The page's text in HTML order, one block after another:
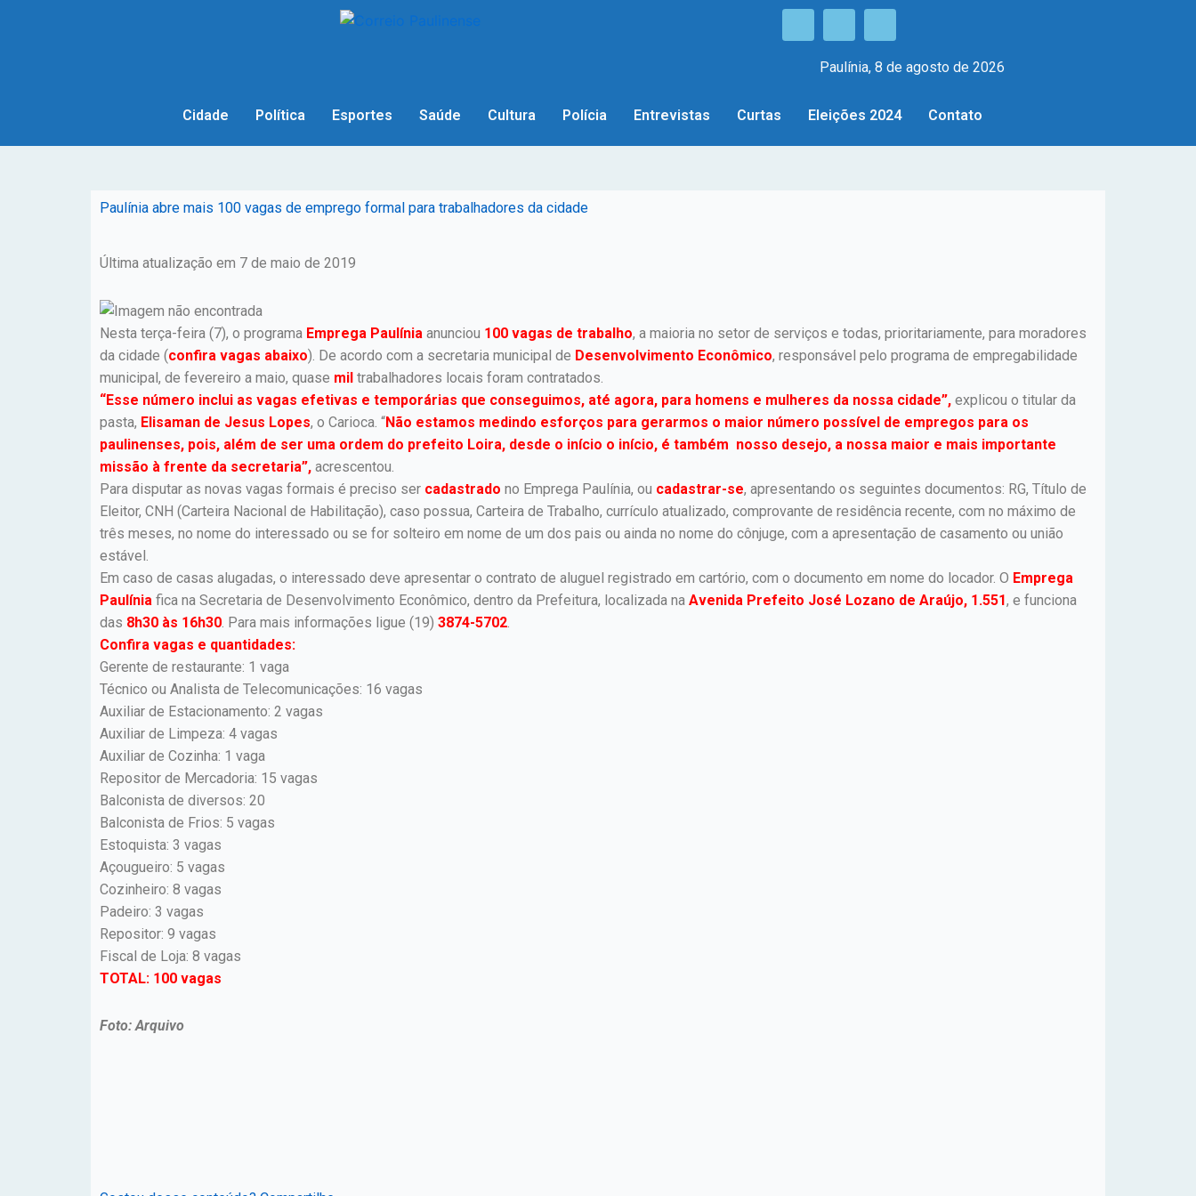
Paulínia, 8 de agosto de 2026
Cidade Política Esportes Saúde Cultura Polícia Entrevistas Curtas Eleições 2024 Contato
Paulínia abre mais 100 vagas de emprego formal para trabalhadores da cidade
Última atualização em 7 de maio de 2019
Nesta terça-feira (7), o programa Emprega Paulínia anunciou 100 vagas de trabalho, a maioria no setor de serviços e todas, prioritariamente, para moradores
da cidade (confira vagas abaixo). De acordo com a secretaria municipal de Desenvolvimento Econômico, responsável pelo programa de empregabilidade
municipal, de fevereiro a maio, quase mil trabalhadores locais foram contratados.
“Esse número inclui as vagas efetivas e temporárias que conseguimos, até agora, para homens e mulheres da nossa cidade”, explicou o titular da
pasta, Elisaman de Jesus Lopes, o Carioca. “Não estamos medindo esforços para gerarmos o maior número possível de empregos para os
paulinenses, pois, além de ser uma ordem do prefeito Loira, desde o início o início, é também nosso desejo, a nossa maior e mais importante
missão à frente da secretaria”, acrescentou.
Para disputar as novas vagas formais é preciso ser cadastrado no Emprega Paulínia, ou cadastrar-se, apresentando os seguintes documentos: RG, Título de
Eleitor, CNH (Carteira Nacional de Habilitação), caso possua, Carteira de Trabalho, currículo atualizado, comprovante de residência recente, com no máximo de
três meses, no nome do interessado ou se for solteiro em nome de um dos pais ou ainda no nome do cônjuge, com a apresentação de casamento ou união
estável.
Em caso de casas alugadas, o interessado deve apresentar o contrato de aluguel registrado em cartório, com o documento em nome do locador. O Emprega
Paulínia fica na Secretaria de Desenvolvimento Econômico, dentro da Prefeitura, localizada na Avenida Prefeito José Lozano de Araújo, 1.551, e funciona
das 8h30 às 16h30. Para mais informações ligue (19) 3874-5702.
Confira vagas e quantidades:
Gerente de restaurante: 1 vaga
Técnico ou Analista de Telecomunicações: 16 vagas
Auxiliar de Estacionamento: 2 vagas
Auxiliar de Limpeza: 4 vagas
Auxiliar de Cozinha: 1 vaga
Repositor de Mercadoria: 15 vagas
Balconista de diversos: 20
Balconista de Frios: 5 vagas
Estoquista: 3 vagas
Açougueiro: 5 vagas
Cozinheiro: 8 vagas
Padeiro: 3 vagas
Repositor: 9 vagas
Fiscal de Loja: 8 vagas
TOTAL: 100 vagas
Foto: Arquivo